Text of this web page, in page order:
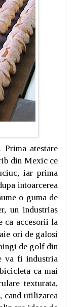
atestare
din Mexic ce
iar prima
intoarcerea
o guma de
un industrias
ca accesorii la
ori de galosi
de golf din
va fi industria
ca mai
texturata,
cand utilizarea